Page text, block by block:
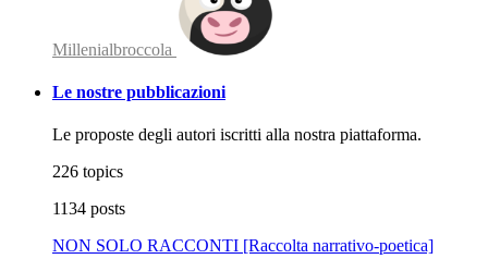
Millenialbroccola
Le nostre pubblicazioni
Le proposte degli autori iscritti alla nostra piattaforma.
226 topics
1134 posts
NON SOLO RACCONTI [Raccolta narrativo-poetica]